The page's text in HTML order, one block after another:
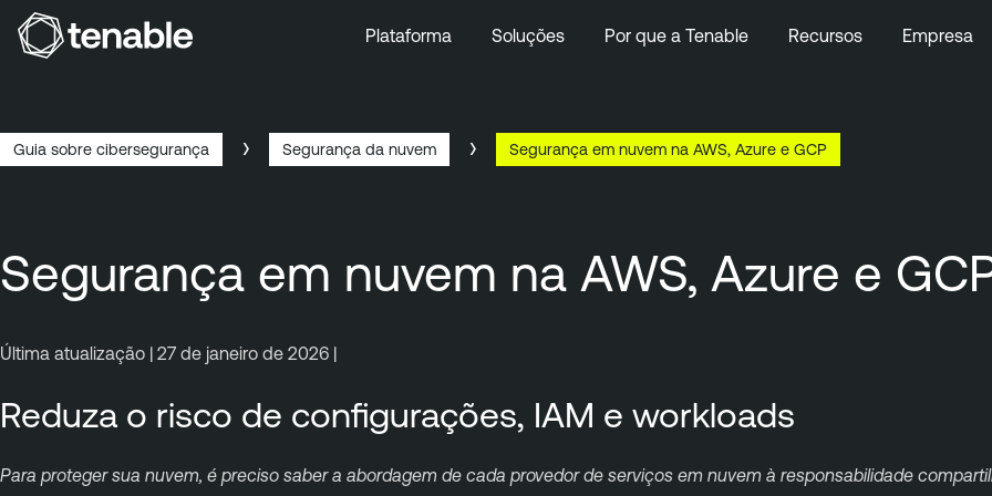
Ir para o fim
Plataforma Soluções Por que a Tenable Recursos Empresa
Guia sobre cibersegurança Segurança da nuvem Segurança em nuvem na AWS, Azure e GCP
Segurança em nuvem na AWS, Azure e
Última atualização | 27 de janeiro de 2026 |
Reduza o risco de configurações, IAM e workloads
Para proteger sua nuvem, é preciso saber a abordagem de cada provedor de serviços em nuvem à responsabilidade